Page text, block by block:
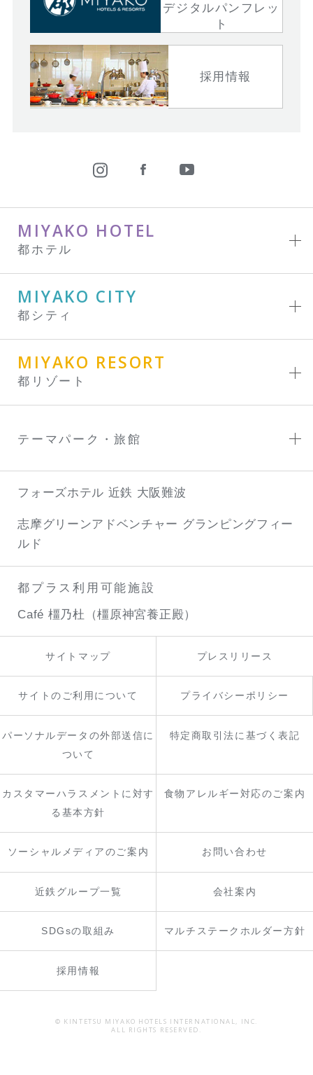
デジタルパンフレッ
ト
採用情報
MIYAKO HOTEL
都ホテル
MIYAKO CITY
都シティ
MIYAKO RESORT
都リゾート
テーマパーク・旅館
フォーズホテル 近鉄 大阪難波
志摩グリーンアドベンチャー グランピングフィー
ルド
都プラス利用可能施設
Café 橿乃杜（橿原神宮養正殿）
サイトマップ プレスリリース
サイトのご利用について プライバシーポリシー
パーソナルデータの外部送信に
ついて
特定商取引法に基づく表記
カスタマーハラスメントに対す
る基本方針
食物アレルギー対応のご案内
ソーシャルメディアのご案内 お問い合わせ
近鉄グループ一覧 会社案内
SDGsの取組み マルチステークホルダー方針
採用情報
© KINTETSU MIYAKO HOTELS INTERNATIONAL, INC.
ALL RIGHTS RESERVED.